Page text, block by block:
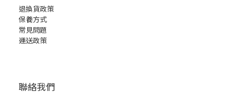
退換貨政策
保養方式
常見問題
運送政策
聯絡我們